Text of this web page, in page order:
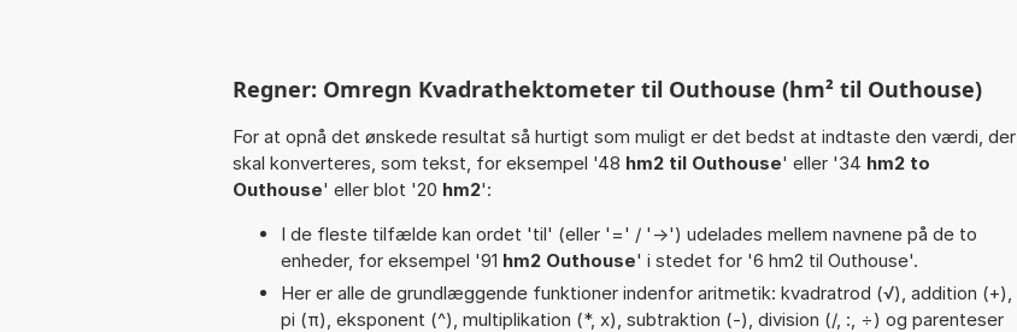
Regner: Omregn Kvadrathektometer til Outhouse (hm² til Outhouse)
For at opnå det ønskede resultat så hurtigt som muligt er det bedst at indtaste den værdi, der
skal konverteres, som tekst, for eksempel '48 hm2 til Outhouse' eller '34 hm2 to
Outhouse' eller blot '20 hm2':
I de fleste tilfælde kan ordet 'til' (eller '=' / '->') udelades mellem navnene på de to
enheder, for eksempel '91 hm2 Outhouse' i stedet for '6 hm2 til Outhouse'.
Her er alle de grundlæggende funktioner indenfor aritmetik: kvadratrod (√), addition (+),
pi (π), eksponent (^), multiplikation (*, x), subtraktion (-), division (/, :, ÷) og parenteser